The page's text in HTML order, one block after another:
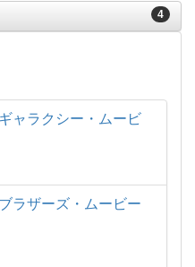
4
ャラクシー・ムービ
ラザーズ・ムービー